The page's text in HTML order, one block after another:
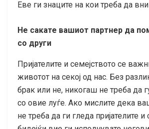
Еве ги знаците на кои треба да
Не сакате вашиот партнер да
со други
Пријателите и семејството се
животот на секој од нас. Без
брак или не, никогаш не треба да
со овие луѓе. Ако мислите дека
не треба да ги гледа пријателите и